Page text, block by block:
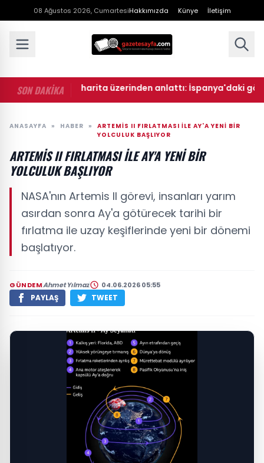
08 Ağustos 2026, CumartesiHakkımızda Künye İletişim
SON DAKİKA
• Cihat Yaycı harita üzerinden anlattı: İspanya'daki göç
ANASAYFA » HABER »
ARTEMIS II FIRLATMASI ILE AY'A YENI BIR
YOLCULUK BAŞLIYOR
ARTEMIS II FIRLATMASI ILE AY'A YENI BIR
YOLCULUK BAŞLIYOR
NASA'nın Artemis II görevi, insanları yarım
asırdan sonra Ay'a götürecek tarihi bir
fırlatma ile uzay keşiflerinde yeni bir dönemi
başlatıyor.
GÜNDEMAhmet Yılmaz 04.06.2026 05:55
PAYLAŞ TWEET